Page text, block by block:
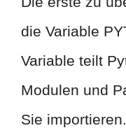
die Variable
Variable teilt
Modulen und
Sie